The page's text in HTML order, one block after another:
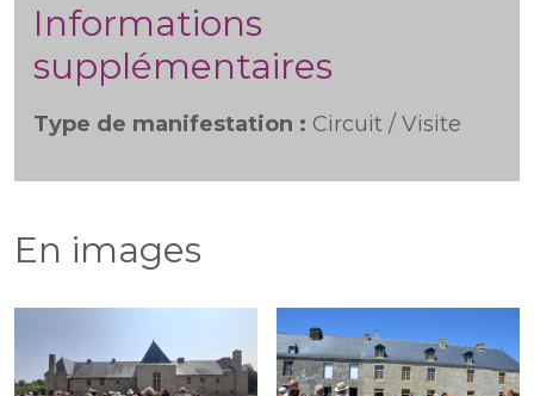
Informations
supplémentaires
Type de manifestation : Circuit / Visite
En images